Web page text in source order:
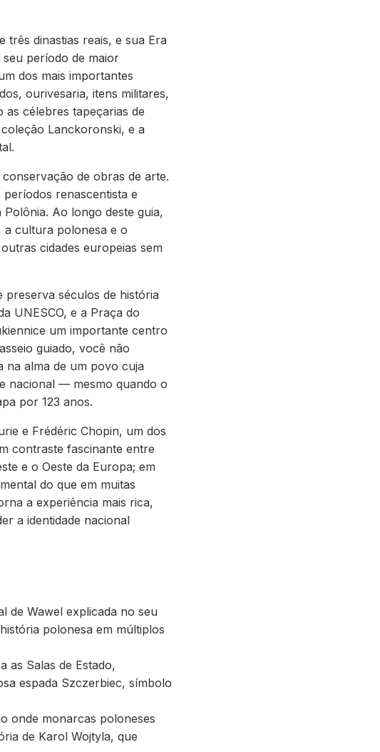
três dinastias reais, e sua Era
período de maior
dos mais importantes
ourivesaria, itens militares,
as célebres tapeçarias de
Lanckoronski, e a
de obras de arte.
renascentista e
Ao longo deste guia,
a cultura polonesa e o
cidades europeias sem
preserva séculos de história
UNESCO, e a Praça do
um importante centro
guiado, você não
na alma de um povo cuja
nacional — mesmo quando o
por 123 anos.
e Frédéric Chopin, um dos
contraste fascinante entre
e o Oeste da Europa; em
do que em muitas
a experiência mais rica,
a identidade nacional
de Wawel explicada no seu
polonesa em múltiplos
as Salas de Estado,
espada Szczerbiec, símbolo
onde monarcas poloneses
de Karol Wojtyla, que